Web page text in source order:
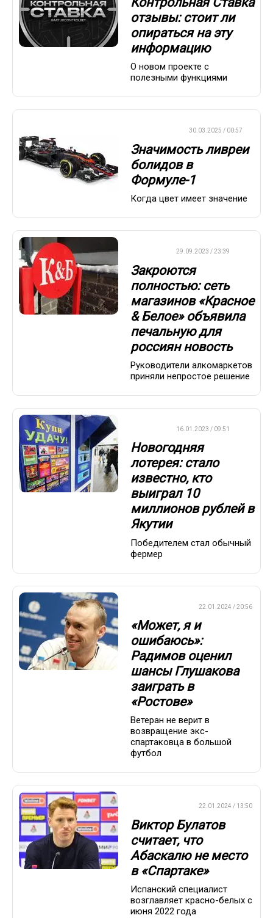
отзывы: стоит ли
опираться на эту
информацию
О новом проекте с
полезными функциями
30.03.2025 / 00:57
Значимость ливреи
болидов в
Формуле-1
Когда цвет имеет значение
29.09.2023 / 23:39
Закроются
полностью: сеть
магазинов «Красное
& Белое» объявила
печальную для
россиян новость
Руководители алкомаркетов
приняли непростое решение
16.01.2023 / 09:51
Новогодняя
лотерея: стало
известно, кто
выиграл 10
миллионов рублей в
Якутии
Победителем стал обычный
фермер
22.01.2024 / 20:56
«Может, я и
ошибаюсь»:
Радимов оценил
шансы Глушакова
заиграть в
«Ростове»
Ветеран не верит в
возвращение экс-
спартаковца в большой
футбол
22.01.2024 / 13:50
Виктор Булатов
считает, что
Абаскалю не место
в «Спартаке»
Испанский специалист
возглавляет красно-белых с
июня 2022 года